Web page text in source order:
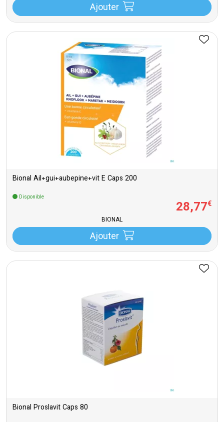
Ajouter
Bional Ail+gui+aubepine+vit E Caps 200
Disponible
28,77€
BIONAL
Ajouter
Bional Proslavit Caps 80